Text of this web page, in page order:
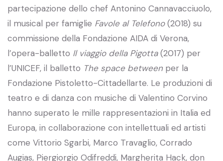
partecipazione dello chef Antonino Cannavacciuolo,
il musical per famiglie Favole al Telefono(2018) su
commissione della Fondazione AIDA di Verona,
l’opera-balletto Il viaggio della Pigotta(2017) per
l’UNICEF, il balletto The space between per la
Fondazione Pistoletto-Cittadellarte. Le produzioni di
teatro e di danza con musiche di Valentino Corvino
hanno superato le mille rappresentazioni in Italia ed
Europa, in collaborazione con intellettuali ed artisti
come Vittorio Sgarbi, Marco Travaglio, Corrado
Augias, Piergiorgio Odifreddi, Margherita Hack, don